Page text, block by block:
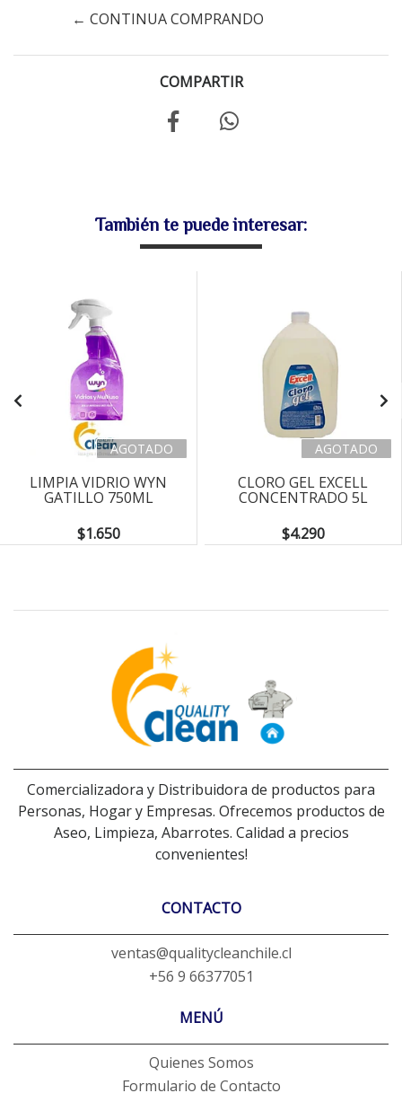
← CONTINUA COMPRANDO
COMPARTIR
También te puede interesar:
AGOTADO
LIMPIA VIDRIO WYN
GATILLO 750ML
$1.650
AGOTADO
CLORO GEL EXCELL
CONCENTRADO 5L
$4.290
Comercializadora y Distribuidora de productos para
Personas, Hogar y Empresas. Ofrecemos productos de
Aseo, Limpieza, Abarrotes. Calidad a precios
convenientes!
CONTACTO
ventas@qualitycleanchile.cl
+56 9 66377051
MENÚ
Quienes Somos
Formulario de Contacto